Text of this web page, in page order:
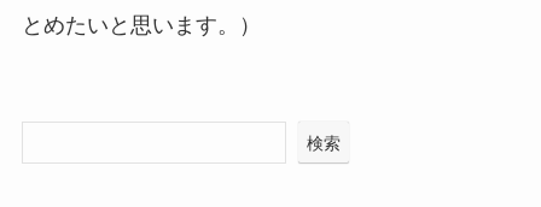
とめたいと思います。）
検索